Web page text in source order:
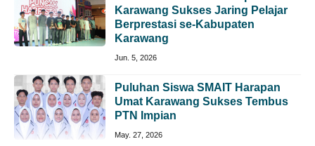
Karawang Sukses Jaring Pelajar
Berprestasi se-Kabupaten
Karawang
Jun. 5, 2026
Puluhan Siswa SMAIT Harapan
Umat Karawang Sukses Tembus
PTN Impian
May. 27, 2026